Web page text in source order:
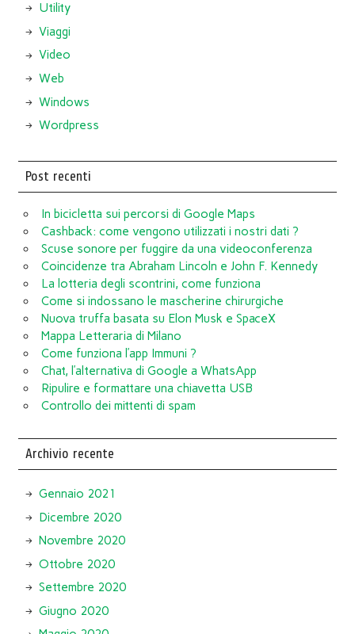
Utility
Viaggi
Video
Web
Windows
Wordpress
Post recenti
In bicicletta sui percorsi di Google Maps
Cashback: come vengono utilizzati i nostri dati ?
Scuse sonore per fuggire da una videoconferenza
Coincidenze tra Abraham Lincoln e John F. Kennedy
La lotteria degli scontrini, come funziona
Come si indossano le mascherine chirurgiche
Nuova truffa basata su Elon Musk e SpaceX
Mappa Letteraria di Milano
Come funziona l’app Immuni ?
Chat, l’alternativa di Google a WhatsApp
Ripulire e formattare una chiavetta USB
Controllo dei mittenti di spam
Archivio recente
Gennaio 2021
Dicembre 2020
Novembre 2020
Ottobre 2020
Settembre 2020
Giugno 2020